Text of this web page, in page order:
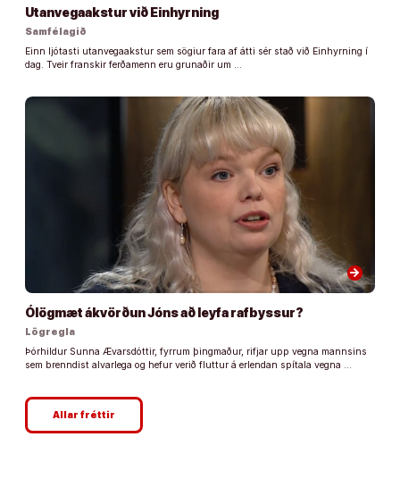
Utanvegaakstur við Einhyrning
Samfélagið
Einn ljótasti utanvegaakstur sem sögiur fara af átti sér stað við Einhyrning í
dag. Tveir franskir ferðamenn eru grunaðir um …
arrow_forward
Ólögmæt ákvörðun Jóns að leyfa rafbyssur?
Lögregla
Þórhildur Sunna Ævarsdóttir, fyrrum þingmaður, rifjar upp vegna mannsins
sem brenndist alvarlega og hefur verið fluttur á erlendan spítala vegna …
Allar fréttir